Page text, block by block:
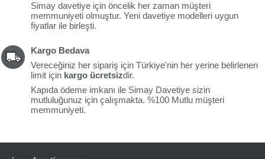
Simay davetiye için öncelik her zaman müşteri
memmuniyeti olmuştur. Yeni davetiye modelleri uygun
fiyatlar ile birleşti.
Kargo Bedava
Vereceğiniz her sipariş için Türkiye'nin her yerine belirlenen
limit için kargo ücretsizdir.
Kapıda ödeme imkanı ile Simay Davetiye sizin
mutluluğunuz için çalışmakta. %100 Mutlu müşteri
memmuniyeti.